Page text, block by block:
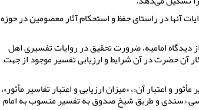
آنها در راستای حفظ و استحکام آثار معصومین در حوزه
دیدگاه امامیه، ضرورت تحقیق در روایات تفسیری اهل
آن حضرت در آن شرایط و ارزیابی تفسیر موجود از جهت
عسکری(ع)» حاوی 16 بخش می‌باشد و در 6 فصل با عناوین «تفسیر مأثور و اعتبار آن»، «میزان ارزیابی و اعتبار تفاسیر مأثور»،
«سندی و طریق شیخ صدوق به تفسیر منسوب به امام